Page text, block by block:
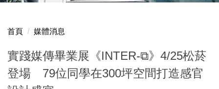
首頁 媒體消息
實踐媒傳畢業展《INTER-⧉》4/25松菸
登場 79位同學在300坪空間打造感官